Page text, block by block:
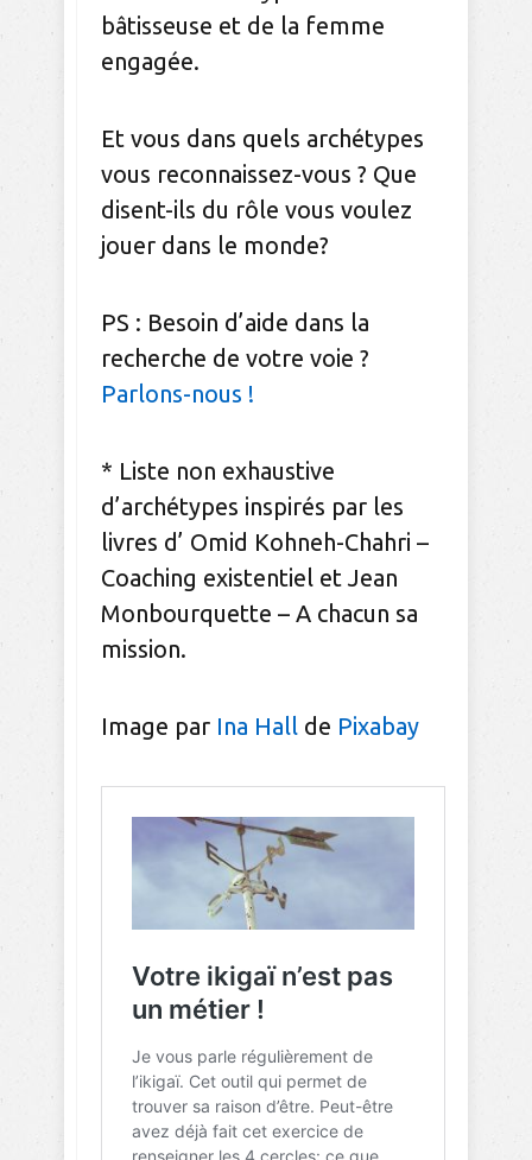
bâtisseuse et de la femme
engagée.
Et vous dans quels archétypes
vous reconnaissez-vous ? Que
disent-ils du rôle vous voulez
jouer dans le monde?
PS : Besoin d’aide dans la
recherche de votre voie ?
Parlons-nous !
* Liste non exhaustive
d’archétypes inspirés par les
livres d’ Omid Kohneh-Chahri –
Coaching existentiel et Jean
Monbourquette – A chacun sa
mission.
Image par Ina Hall de Pixabay